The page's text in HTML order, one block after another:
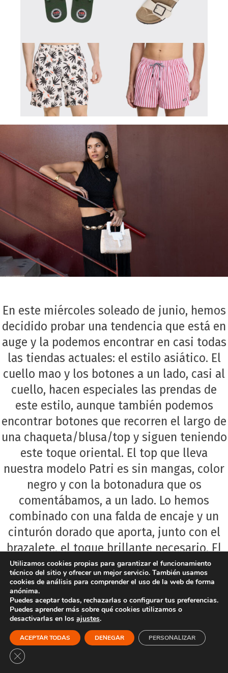
En este miércoles soleado de junio, hemos
decidido probar una tendencia que está en
auge y la podemos encontrar en casi todas
las tiendas actuales: el estilo asiático. El
cuello mao y los botones a un lado, casi al
cuello, hacen especiales las prendas de
este estilo, aunque también podemos
encontrar botones que recorren el largo de
una chaqueta/blusa/top y siguen teniendo
este toque oriental. El top que lleva
nuestra modelo Patri es sin mangas, color
negro y con la botonadura que os
comentábamos, a un lado. Lo hemos
combinado con una falda de encaje y un
cinturón dorado que aporta, junto con el
brazalete, el toque brillante necesario. El
calzado, algo cómodo para seguir con esta
semana, unas cuñas doradas perfectas con
el bolsito color crudo, perfecto para
verano.
Para más detalles, os dejamos este look en
vídeo:https://www.instagram.com/p/
Utilizamos cookies propias para garantizar el funcionamiento
técnico del sitio y ofrecer un mejor servicio. También usamos
cookies de análisis para comprender el uso de la web de forma
anónima.
Puedes aceptar todas, rechazarlas o configurar tus preferencias.
Puedes aprender más sobre qué cookies utilizamos o
desactivarlas en los ajustes.
ACEPTAR TODAS DENEGAR PERSONALIZAR
Cerrar el banner de cookies RGPD